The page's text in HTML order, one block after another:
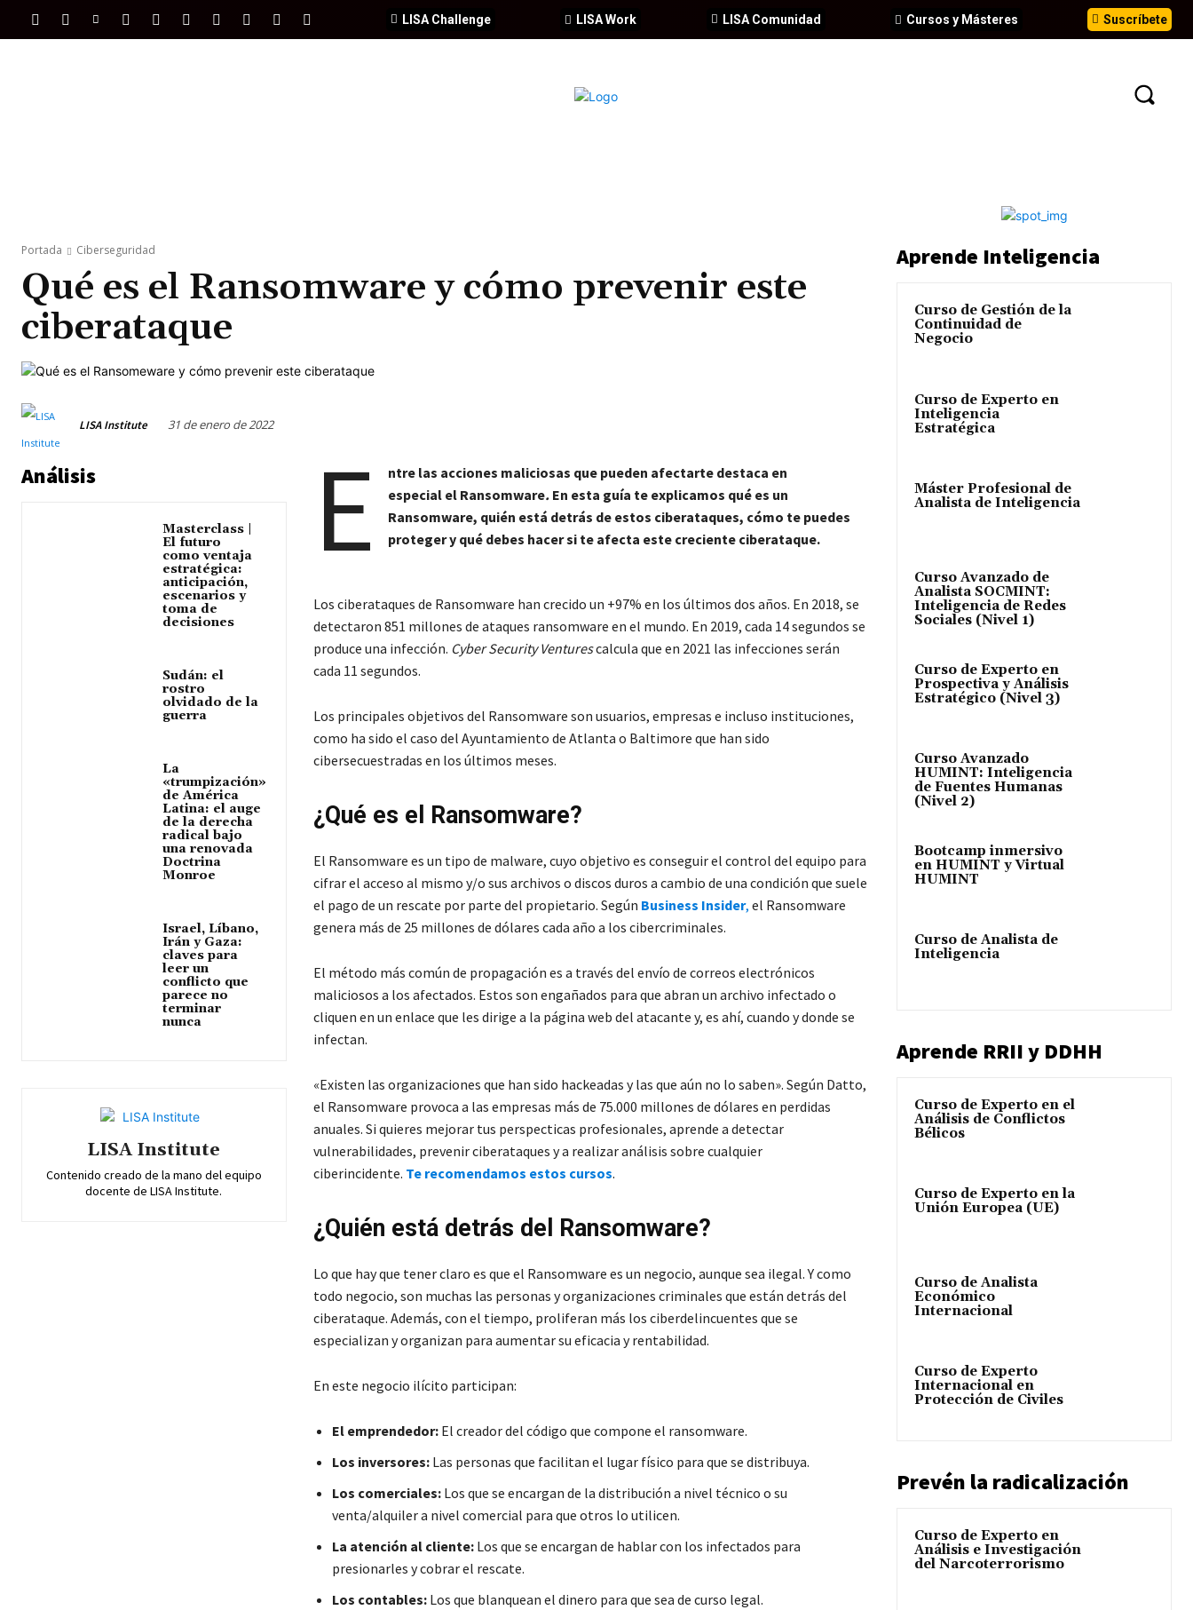
Suscríbete
Cursos y Másteres
LISA Comunidad
LISA Work
LISA Challenge
Portada Ciberseguridad
Qué es el Ransomware y cómo prevenir este
ciberataque
LISA Institute 31 de enero de 2022
Análisis
Masterclass |
El futuro
como ventaja
estratégica:
anticipación,
escenarios y
toma de
decisiones
Sudán: el
rostro
olvidado de la
guerra
La
«trumpización»
de América
Latina: el auge
de la derecha
radical bajo
una renovada
Doctrina
Monroe
Israel, Líbano,
Irán y Gaza:
claves para
leer un
conflicto que
parece no
terminar
nunca
LISA Institute
Contenido creado de la mano del equipo
docente de LISA Institute.
E
ntre las acciones maliciosas que pueden afectarte destaca en
especial el Ransomware. En esta guía te explicamos qué es un
Ransomware, quién está detrás de estos ciberataques, cómo te puedes
proteger y qué debes hacer si te afecta este creciente ciberataque.
Los ciberataques de Ransomware han crecido un +97% en los últimos dos años. En 2018, se
detectaron 851 millones de ataques ransomware en el mundo. En 2019, cada 14 segundos se
produce una infección. Cyber Security Venturescalcula que en 2021 las infecciones serán
cada 11 segundos.
Los principales objetivos del Ransomware son usuarios, empresas e incluso instituciones,
como ha sido el caso del Ayuntamiento de Atlanta o Baltimore que han sido
cibersecuestradas en los últimos meses.
¿Qué es el Ransomware?
El Ransomware es un tipo de malware, cuyo objetivo es conseguir el control del equipo para
cifrar el acceso al mismo y/o sus archivos o discos duros a cambio de una condición que suele
el pago de un rescate por parte del propietario. Según Business Insider, el Ransomware
genera más de 25 millones de dólares cada año a los cibercriminales.
El método más común de propagación es a través del envío de correos electrónicos
maliciosos a los afectados. Estos son engañados para que abran un archivo infectado o
cliquen en un enlace que les dirige a la página web del atacante y, es ahí, cuando y donde se
infectan.
«Existen las organizaciones que han sido hackeadas y las que aún no lo saben». Según Datto,
el Ransomware provoca a las empresas más de 75.000 millones de dólares en perdidas
anuales. Si quieres mejorar tus perspecticas profesionales, aprende a detectar
vulnerabilidades, prevenir ciberataques y a realizar análisis sobre cualquier
ciberincidente. Te recomendamos estos cursos.
¿Quién está detrás del Ransomware?
Lo que hay que tener claro es que el Ransomware es un negocio, aunque sea ilegal. Y como
todo negocio, son muchas las personas y organizaciones criminales que están detrás del
ciberataque. Además, con el tiempo, proliferan más los ciberdelincuentes que se
especializan y organizan para aumentar su eficacia y rentabilidad.
En este negocio ilícito participan:
El emprendedor: El creador del código que compone el ransomware.
Los inversores: Las personas que facilitan el lugar físico para que se distribuya.
Los comerciales: Los que se encargan de la distribución a nivel técnico o su
venta/alquiler a nivel comercial para que otros lo utilicen.
La atención al cliente: Los que se encargan de hablar con los infectados para
presionarles y cobrar el rescate.
Los contables: Los que blanquean el dinero para que sea de curso legal.
Aprende Inteligencia
Curso de Gestión de la
Continuidad de
Negocio
Curso de Experto en
Inteligencia
Estratégica
Máster Profesional de
Analista de Inteligencia
Curso Avanzado de
Analista SOCMINT:
Inteligencia de Redes
Sociales (Nivel 1)
Curso de Experto en
Prospectiva y Análisis
Estratégico (Nivel 3)
Curso Avanzado
HUMINT: Inteligencia
de Fuentes Humanas
(Nivel 2)
Bootcamp inmersivo
en HUMINT y Virtual
HUMINT
Curso de Analista de
Inteligencia
Aprende RRII y DDHH
Curso de Experto en el
Análisis de Conflictos
Bélicos
Curso de Experto en la
Unión Europea (UE)
Curso de Analista
Económico
Internacional
Curso de Experto
Internacional en
Protección de Civiles
Prevén la radicalización
Curso de Experto en
Análisis e Investigación
del Narcoterrorismo